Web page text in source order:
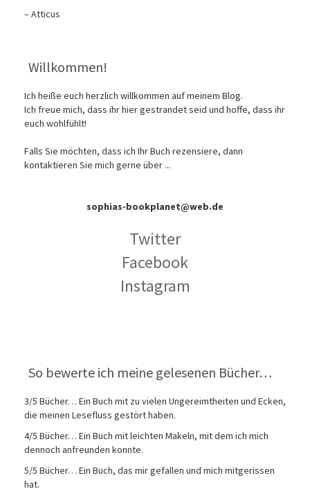
– Atticus
Willkommen!
Ich heiße euch herzlich willkommen auf meinem Blog.
Ich freue mich, dass ihr hier gestrandet seid und hoffe, dass ihr
euch wohlfühlt!
Falls Sie möchten, dass ich Ihr Buch rezensiere, dann
kontaktieren Sie mich gerne über ...
sophias-bookplanet@web.de
Twitter
Facebook
Instagram
So bewerte ich meine gelesenen Bücher…
3/5 Bücher… Ein Buch mit zu vielen Ungereimtheiten und Ecken,
die meinen Lesefluss gestört haben.
4/5 Bücher… Ein Buch mit leichten Makeln, mit dem ich mich
dennoch anfreunden konnte.
5/5 Bücher… Ein Buch, das mir gefallen und mich mitgerissen
hat.